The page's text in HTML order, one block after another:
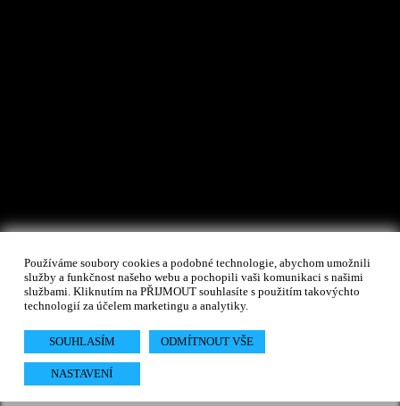
Používáme soubory cookies a podobné technologie, abychom umožnili
služby a funkčnost našeho webu a pochopili vaši komunikaci s našimi
službami. Kliknutím na PŘIJMOUT souhlasíte s použitím takovýchto
technologií za účelem marketingu a analytiky.
SOUHLASÍM ODMÍTNOUT VŠE
NASTAVENÍ